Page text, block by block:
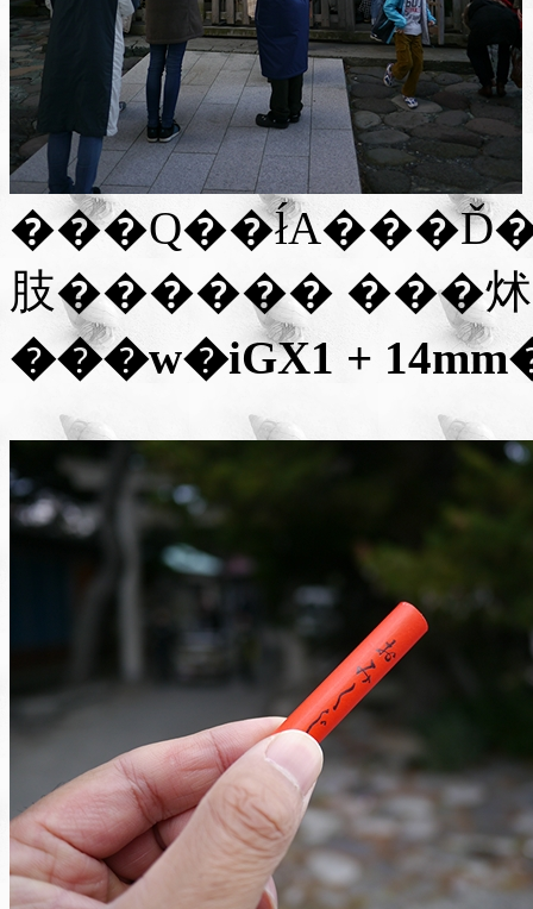
���w�iGX1 + 14mm